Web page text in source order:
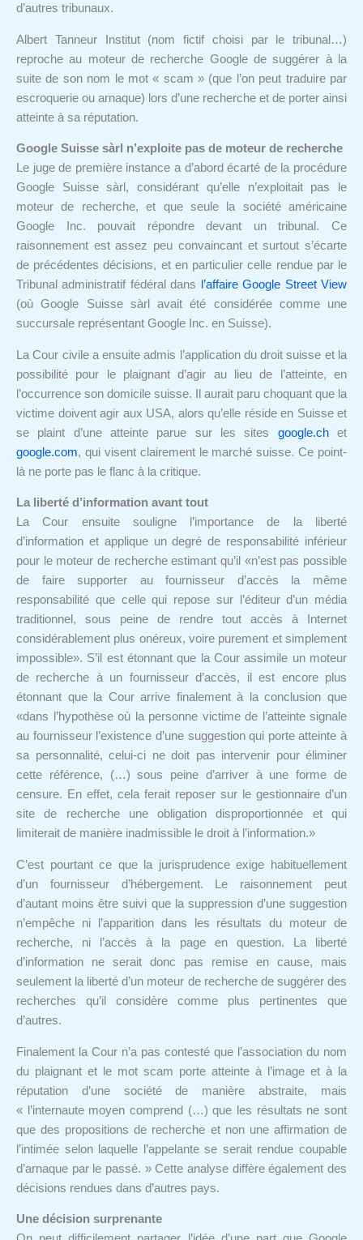
d’autres tribunaux.
Albert Tanneur Institut (nom fictif choisi par le tribunal…)
reproche au moteur de recherche Google de suggérer à la
suite de son nom le mot « scam » (que l’on peut traduire par
escroquerie ou arnaque) lors d’une recherche et de porter ainsi
atteinte à sa réputation.
Google Suisse sàrl n’exploite pas de moteur de recherche
Le juge de première instance a d’abord écarté de la procédure
Google Suisse sàrl, considérant qu’elle n’exploitait pas le
moteur de recherche, et que seule la société américaine
Google Inc. pouvait répondre devant un tribunal. Ce
raisonnement est assez peu convaincant et surtout s’écarte
de précédentes décisions, et en particulier celle rendue par le
Tribunal administratif fédéral dans
l’affaire Google Street View
(où Google Suisse sàrl avait été considérée comme une
succursale représentant Google Inc. en Suisse).
La Cour civile a ensuite admis l’application du droit suisse et la
possibilité pour le plaignant d’agir au lieu de l’atteinte, en
l’occurrence son domicile suisse. Il aurait paru choquant que la
victime doivent agir aux USA, alors qu’elle réside en Suisse et
se plaint d’une atteinte parue sur les sites google.chet
google.com, qui visent clairement le marché suisse. Ce point-
là ne porte pas le flanc à la critique.
La liberté d’information avant tout
La Cour ensuite souligne l’importance de la liberté
d’information et applique un degré de responsabilité inférieur
pour le moteur de recherche estimant qu’il «n’est pas possible
de faire supporter au fournisseur d’accès la même
responsabilité que celle qui repose sur l’éditeur d’un média
traditionnel, sous peine de rendre tout accès à Internet
considérablement plus onéreux, voire purement et simplement
impossible». S’il est étonnant que la Cour assimile un moteur
de recherche à un fournisseur d’accès, il est encore plus
étonnant que la Cour arrive finalement à la conclusion que
«dans l’hypothèse où la personne victime de l’atteinte signale
au fournisseur l’existence d’une suggestion qui porte atteinte à
sa personnalité, celui-ci ne doit pas intervenir pour éliminer
cette référence, (…) sous peine d’arriver à une forme de
censure. En effet, cela ferait reposer sur le gestionnaire d’un
site de recherche une obligation disproportionnée et qui
limiterait de manière inadmissible le droit à l’information.»
C’est pourtant ce que la jurisprudence exige habituellement
d’un fournisseur d’hébergement. Le raisonnement peut
d’autant moins être suivi que la suppression d’une suggestion
n’empêche ni l’apparition dans les résultats du moteur de
recherche, ni l’accès à la page en question. La liberté
d’information ne serait donc pas remise en cause, mais
seulement la liberté d’un moteur de recherche de suggérer des
recherches qu’il considère comme plus pertinentes que
d’autres.
Finalement la Cour n’a pas contesté que l’association du nom
du plaignant et le mot scam porte atteinte à l’image et à la
réputation d’une société de manière abstraite, mais
« l’internaute moyen comprend (…) que les résultats ne sont
que des propositions de recherche et non une affirmation de
l’intimée selon laquelle l’appelante se serait rendue coupable
d’arnaque par le passé. » Cette analyse diffère également des
décisions rendues dans d’autres pays.
Une décision surprenante